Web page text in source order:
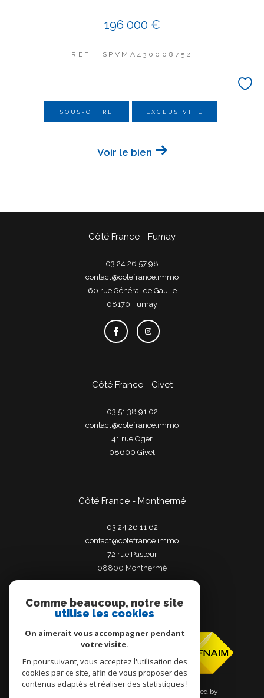
196 000 €
REF : SPVMA430008752
SOUS-OFFRE EXCLUSIVITÉ
Voir le bien
Côté France - Fumay
03 24 26 57 98
contact@cotefrance.immo
60 rue Général de Gaulle
08170
fumay
Côté France - Givet
03 51 38 91 02
contact@cotefrance.immo
41 rue Oger
08600
givet
Côté France - Monthermé
03 24 26 11 62
contact@cotefrance.immo
72 rue Pasteur
08800
monthermé
Adhérents
© 2026 | Tous droits réservés | Traduction powered by
Comme beaucoup, notre site
utilise les cookies
On aimerait vous accompagner pendant
votre visite.
En poursuivant, vous acceptez l'utilisation des
cookies par ce site, afin de vous proposer des
contenus adaptés et réaliser des statistiques !